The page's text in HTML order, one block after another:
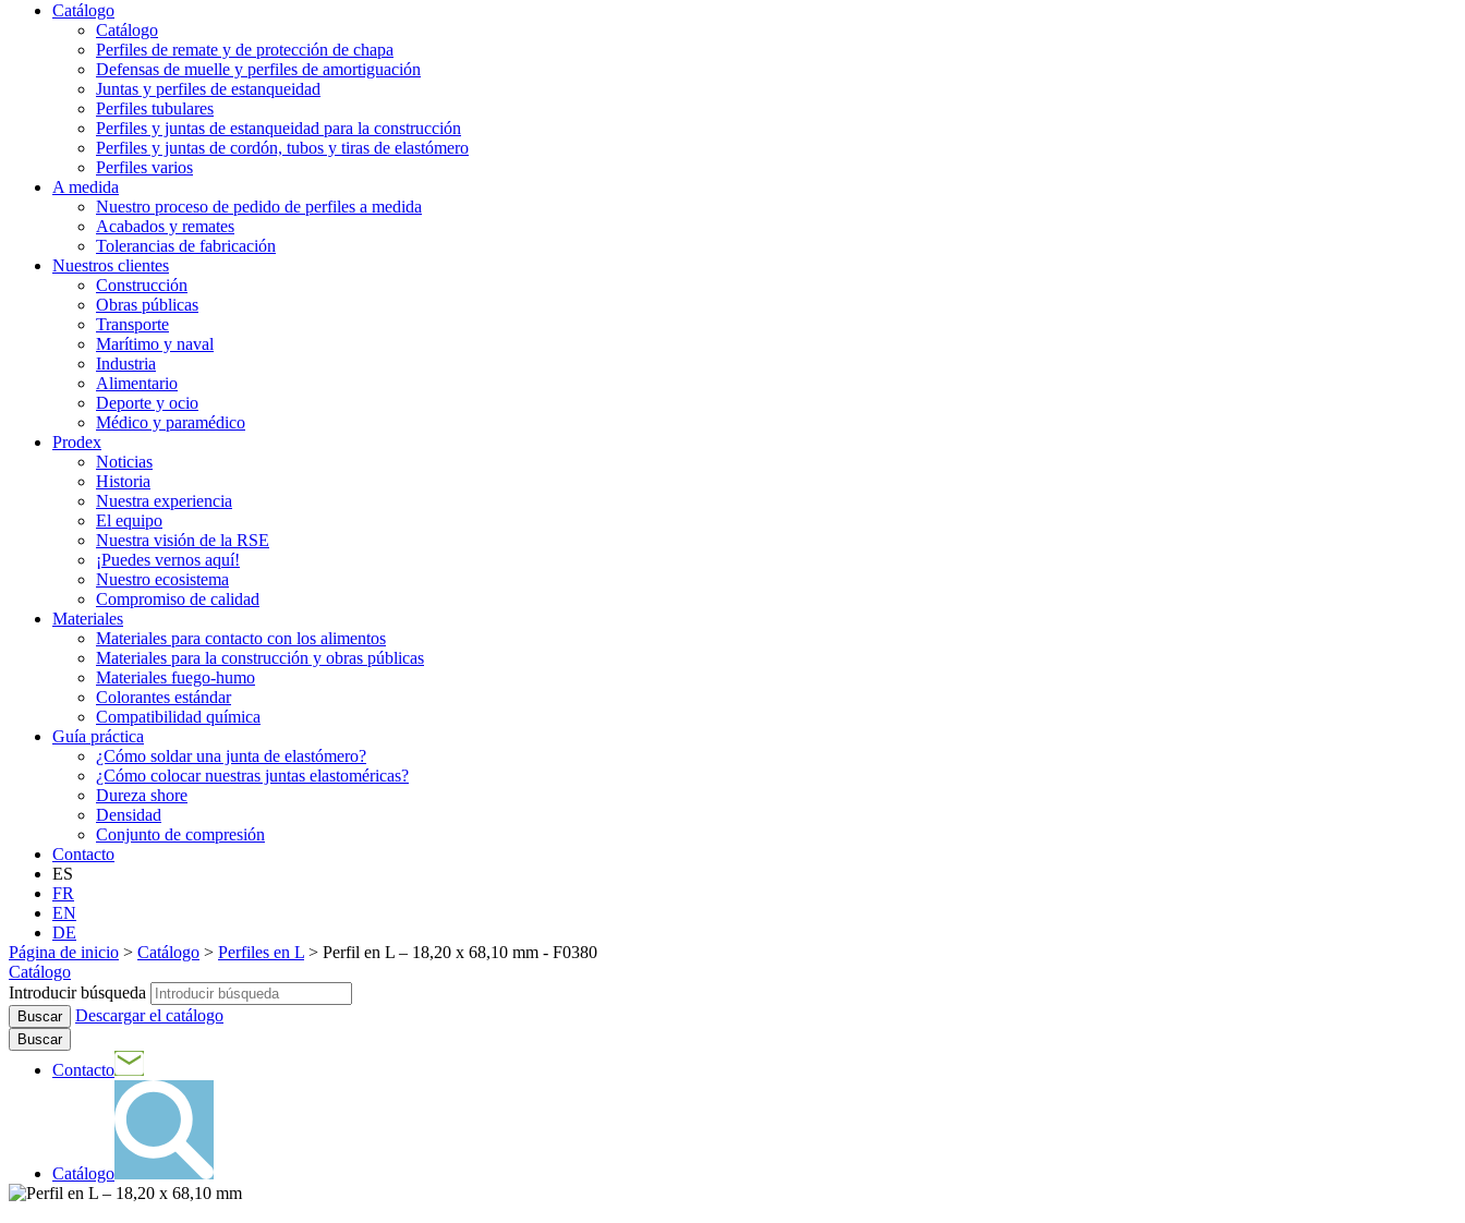
Catálogo
Catálogo
Perfiles de remate y de protección de chapa
Defensas de muelle y perfiles de amortiguación
Juntas y perfiles de estanqueidad
Perfiles tubulares
Perfiles y juntas de estanqueidad para la construcción
Perfiles y juntas de cordón, tubos y tiras de elastómero
Perfiles varios
A medida
Nuestro proceso de pedido de perfiles a medida
Acabados y remates
Tolerancias de fabricación
Nuestros clientes
Construcción
Obras públicas
Transporte
Marítimo y naval
Industria
Alimentario
Deporte y ocio
Médico y paramédico
Prodex
Noticias
Historia
Nuestra experiencia
El equipo
Nuestra visión de la RSE
¡Puedes vernos aquí!
Nuestro ecosistema
Compromiso de calidad
Materiales
Materiales para contacto con los alimentos
Materiales para la construcción y obras públicas
Materiales fuego-humo
Colorantes estándar
Compatibilidad química
Guía práctica
¿Cómo soldar una junta de elastómero?
¿Cómo colocar nuestras juntas elastoméricas?
Dureza shore
Densidad
Conjunto de compresión
Contacto
ES
FR
EN
DE
Página de inicio > Catálogo > Perfiles en L > Perfil en L – 18,20 x 68,10 mm - F0380
Catálogo
Introducir búsqueda
Descargar el catálogo
Buscar
Contacto
Catálogo